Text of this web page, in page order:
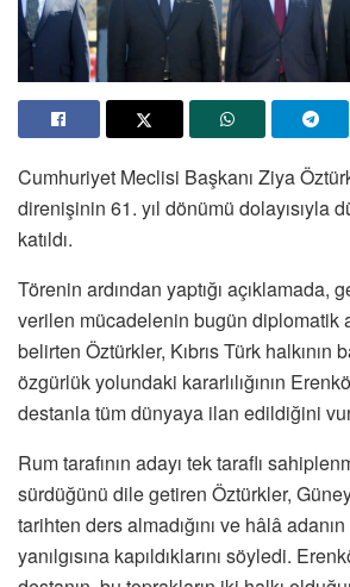
Cumhuriyet Meclisi Başkanı Ziya
direnişinin 61. yıl dönümü dolayısıyla
katıldı.
Törenin ardından yaptığı açıklamada,
verilen mücadelenin bugün diplomatik
belirten Öztürkler, Kıbrıs Türk halkının
özgürlük yolundaki kararlılığının
destanla tüm dünyaya ilan edildiğini
Rum tarafının adayı tek taraflı
sürdüğünü dile getiren Öztürkler,
tarihten ders almadığını ve hâlâ
yanılgısına kapıldıklarını söyledi.